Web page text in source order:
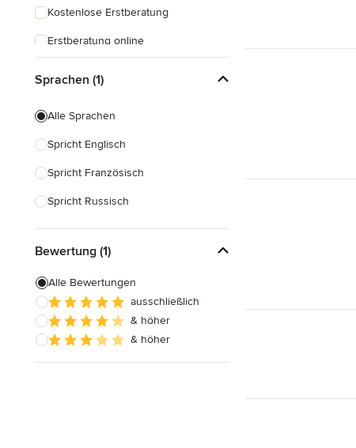
Kostenlose Erstberatung
Erstberatung online
Sprachen (1)
Alle Sprachen
Spricht Englisch
Spricht Französisch
Spricht Russisch
Bewertung (1)
Alle Bewertungen
ausschließlich
& höher
& höher